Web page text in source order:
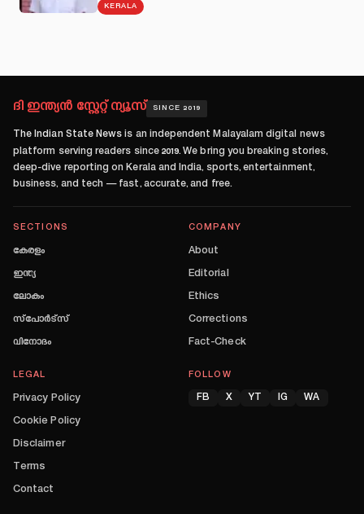
KERALA
ദി ഇന്ത്യൻ സ്റ്റേറ്റ് ന്യൂസ് SINCE 2019
The Indian State News is an independent Malayalam digital news
platform serving readers since 2019. We bring you breaking stories,
deep-dive reporting on Kerala and India, sports, entertainment,
business, and tech — fast, accurate, and free.
SECTIONS
കേരളം
ഇന്ത്യ
ലോകം
സ്പോർട്സ്
വിനോദം
COMPANY
About
Editorial
Ethics
Corrections
Fact-Check
LEGAL
Privacy Policy
Cookie Policy
Disclaimer
Terms
Contact
FOLLOW
FB X YT IG WA